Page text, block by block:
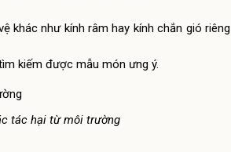
khác như kính râm hay kính chắn gió riêng
kiếm được mẫu món ưng ý.
tác hại từ môi trường